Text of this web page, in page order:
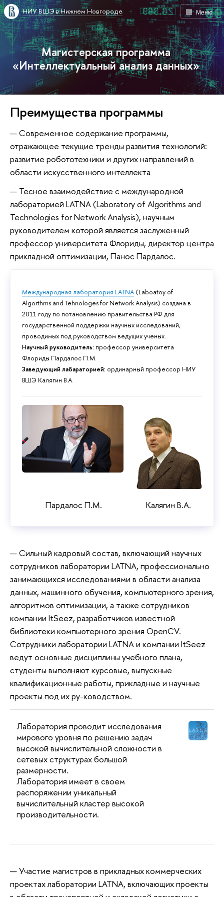
Меню
НИУ ВШЭ в Нижнем Новгороде
Магистерская программа
«Интеллектуальный анализ данных»
Преимущества программы
Современное содержание программы,
отражающее текущие тренды развития технологий:
развитие робототехники и других направлений в
области искусственного интеллекта
Тесное взаимодействие с международной
лабораторией LATNA (Laboratory of Algorithms and
Technologies for Network Analysis), научным
руководителем которой является заслуженный
профессор университета Флориды, директор центра
прикладной оптимизации, Панос Пардалос.
Международная лаборатория LATNA(Laboatoy of
Algorthms and Tehnologes for Network Analysis) создана в
2011 году по потановлению правительства РФ для
государственной поддержки научных исследований,
проводимых под руководством ведущих ученых.
Научный руководитель: профессор университета
Флориды Пардалос П.М.
Заведующий лабараторией: ординарный профессор НИУ
ВШЭ Калягин В.А.
Пардалос П.М. Калягин В.А.
Сильный кадровый состав, включающий научных
сотрудников лаборатории LATNA, профессионально
занимающихся исследованиями в области анализа
данных, машинного обучения, компьютерного зрения,
алгоритмов оптимизации, а также сотрудников
компании ItSeez, разработчиков известной
библиотеки компьютерного зрения OpenCV.
Сотрудники лаборатории LATNA и компании ItSeez
ведут основные дисциплины учебного плана,
студенты выполняют курсовые, выпускные
квалификационные работы, прикладные и научные
проекты под их ру-ководством.
Лаборатория проводит исследования
мирового уровня по решению задач
высокой вычислительной сложности в
сетевых структурах большой
размерности.
Лаборатория имеет в своем
распоряжении уникальный
вычислительный кластер высокой
производительности.
Участие магистров в прикладных коммерческих
проектах лаборатории LATNA, включающих проекты